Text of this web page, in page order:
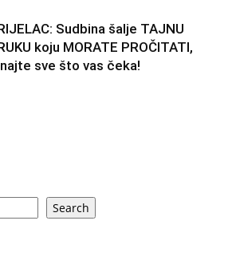
Sudbina šalje TAJNU
koju MORATE PROČITATI,
sve što vas čeka!
Search